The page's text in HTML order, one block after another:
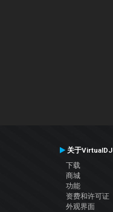
关于VirtualDJ
下载
商城
功能
资费和许可证
外观界面